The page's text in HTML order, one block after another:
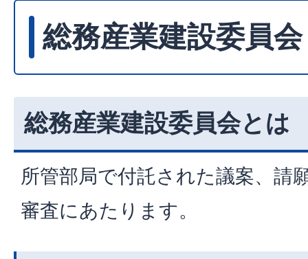
総務産業建設委員会
総務産業建設委員会とは
所管部局で付託された議案、請
審査にあたります。